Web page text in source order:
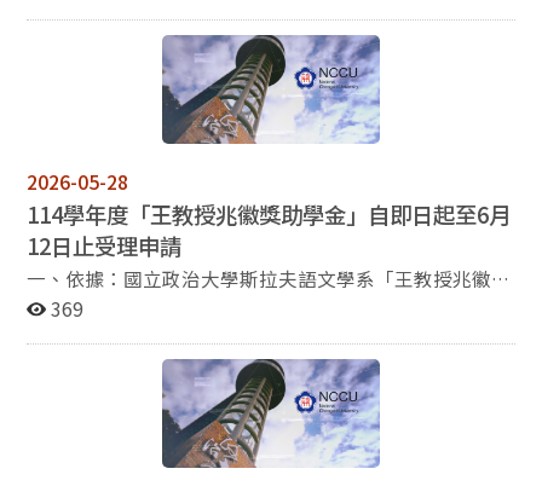
《中國人應當認識的英國-徐徐道來》、《猶太人與世
界》、《猶太人與金融世界》等書，並獲選2014年文化
部中小學生優良課外讀物推薦圖書。現為平洋亞洲企業集
團總裁，旗下擁有多家公司，事業版圖遍及歐亞美。目前
也是牛津大學聖約翰學院開發局董事之一。 徐永泰博士為
社會，特捐助設置本獎學金，以啟迪後進，作育英才，冀
望受獎者藉此進修機會開拓視野、激發創意，為將來就業
或創業奠基，並期許受獎者勿忘學習俄語之初衷。 本系特
地請徐永泰學長錄製一段影片，說明設立本獎學金之緣
由，請有意申請者先行觀看。 影片連結：請按此。 斯拉
依據國立政治大學斯拉夫語文學系「徐永泰博士獎學金申
請辦法」辦理。 二、申請資格： 斯拉夫語文學系畢業
之畢業生，有志從事其語言地區與俄羅斯相關研究者。。
三、獎助對象及名額：已取得國外俄羅斯相關研究碩士班
2026-05-28
114學年度「王教授兆徽獎助學金」自即日起至6月
12日止受理申請
一、依據：國立政治大學斯拉夫語文學系「王教授兆徽獎
助學金申請辦法」辦理。 二、申請資格：斯拉夫語文學系
名，每名新台幣5000元； 四、申請時間：自2026年5月
28日至2026年6月12日截止，申請文件請交至斯拉夫語文
相關活動證明等） 其他有利申請文件。（例如：申請本系
369